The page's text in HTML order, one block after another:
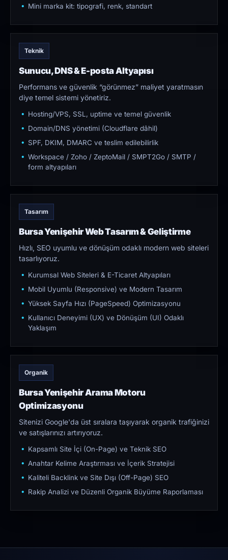
Mini marka kit: tipografi, renk, standart
Teknik
Sunucu, DNS & E-posta Altyapısı
Performans ve güvenlik “görünmez” maliyet yaratmasın
diye temel sistemi yönetiriz.
Hosting/VPS, SSL, uptime ve temel güvenlik
Domain/DNS yönetimi (Cloudflare dâhil)
SPF, DKIM, DMARC ve teslim edilebilirlik
Workspace / Zoho / ZeptoMail / SMPT2Go / SMTP /
form altyapıları
Tasarım
Bursa Yenişehir Web Tasarım & Geliştirme
Hızlı, SEO uyumlu ve dönüşüm odaklı modern web siteleri
tasarlıyoruz.
Kurumsal Web Siteleri & E-Ticaret Altyapıları
Mobil Uyumlu (Responsive) ve Modern Tasarım
Yüksek Sayfa Hızı (PageSpeed) Optimizasyonu
Kullanıcı Deneyimi (UX) ve Dönüşüm (UI) Odaklı
Yaklaşım
Organik
Bursa Yenişehir Arama Motoru
Optimizasyonu
Sitenizi Google'da üst sıralara taşıyarak organik trafiğinizi
ve satışlarınızı artırıyoruz.
Kapsamlı Site İçi (On-Page) ve Teknik SEO
Anahtar Kelime Araştırması ve İçerik Stratejisi
Kaliteli Backlink ve Site Dışı (Off-Page) SEO
Rakip Analizi ve Düzenli Organik Büyüme Raporlaması